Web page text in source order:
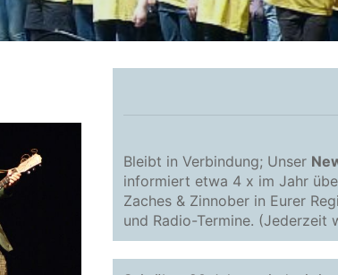
Bleibt in Verbindung; Unser
informiert etwa 4 x im Jahr
Zaches & Zinnober in Eurer
und Radio-Termine. (Jederzeit